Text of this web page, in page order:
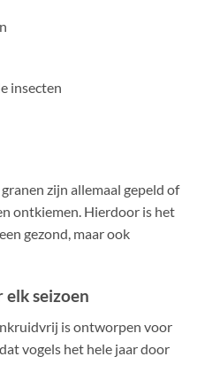
insecten
zijn allemaal gepeld of
ontkiemen. Hierdoor is het
gezond, maar ook
seizoen
is ontworpen voor
vogels het hele jaar door